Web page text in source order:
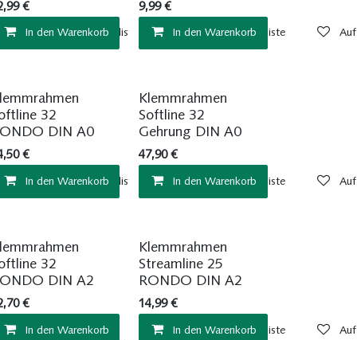
Auf die Wunschliste
€
In den Warenkorb Auf die Wunschliste
9,99€
In den Warenkorb
Auf die Wunschliste
Sofort ab Lager
32
DIN A0
€
In den Warenkorb Auf die Wunschliste
Sofort ab Lager
Klemmrahmen
Softline 32
Gehrung DIN A0
47,90€
In den Warenkorb
Sofort ab Lager
32
DIN A2
€
In den Warenkorb Auf die Wunschliste
Sofort ab Lager
Klemmrahmen
Streamline 25
RONDO DIN A2
14,99€
In den Warenkorb